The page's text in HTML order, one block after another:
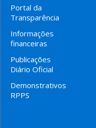
Portal da
Transparência
Informações
financeiras
Publicações
Diário Oficial
Demonstrativos
RPPS